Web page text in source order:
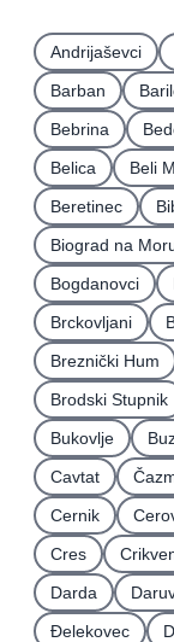
Andrijaševci
Barban
Bebrina
Belica
Beli
Beretinec
Biograd na
Bogdanovci
Brckovljani
Breznički Hum
Brodski Stupnik
Bukovlje
Cavtat
Cernik
Cres
Darda
Ðelekovec